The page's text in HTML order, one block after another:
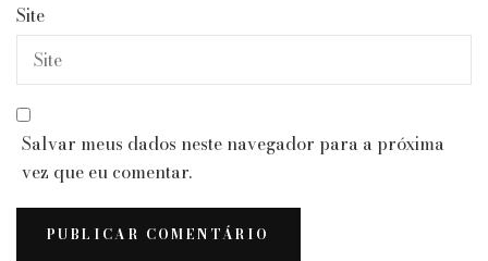
Site
Salvar meus dados neste navegador para a próxima
vez que eu comentar.